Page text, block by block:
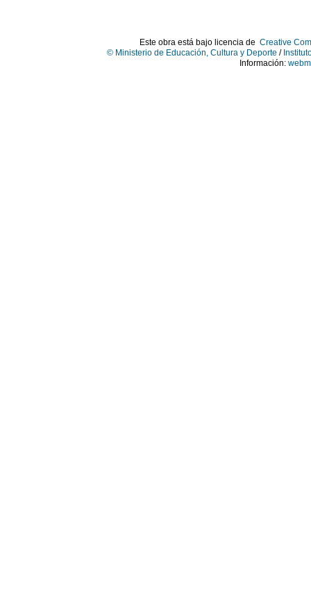
Este obra está bajo licencia de Creative
© Ministerio de Educación, Cultura y Deporte /
Información: